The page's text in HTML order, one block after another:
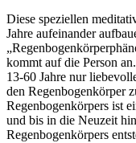
Diese speziellen
Jahre aufeinander
kommt auf die Person
13-60 Jahre nur
den Regenbogenkörper
Regenbogenkörpers ist
und bis in die Neuzeit
Regenbogenkörpers